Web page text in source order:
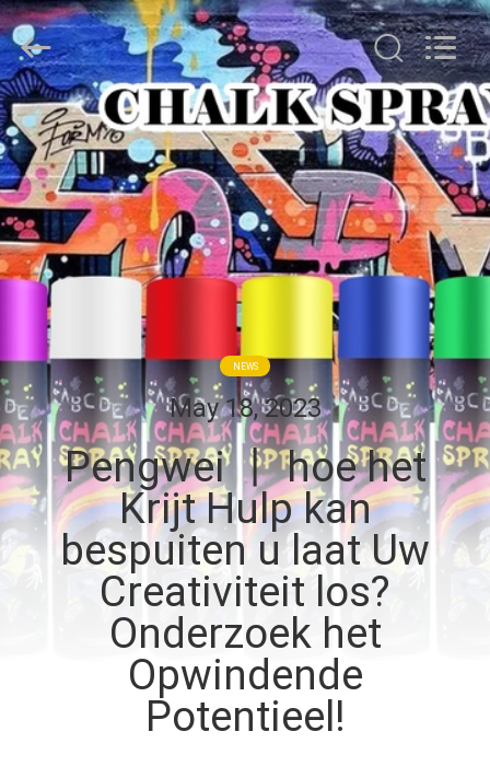
THUIS
PRODUCTEN
VIDEOS
OVER
ONS
FABRIEKSREIS
KWALITEITSCONTROLE
CONTACTEER
Guangdong
Peng
Wei
Fine
Chemical
Co.,Limited.
All
Rights
Reserved.
NEWS
May 18, 2023
Pengwei 丨 hoe het
Krijt Hulp kan
bespuiten u laat Uw
Creativiteit los?
Onderzoek het
Opwindende
Potentieel!